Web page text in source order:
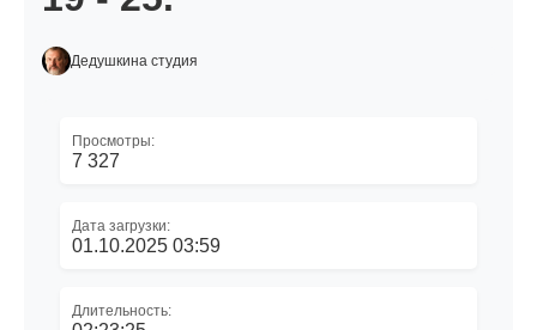
Дедушкина студия
Просмотры:
7 327
Дата загрузки:
01.10.2025 03:59
Длительность: